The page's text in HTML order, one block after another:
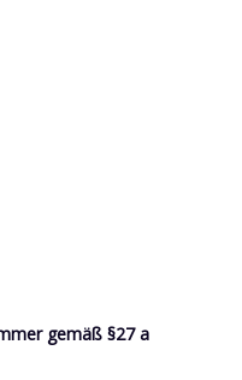
gemäß §27 a